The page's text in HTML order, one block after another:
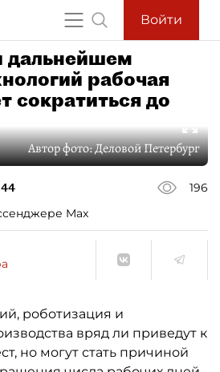
Войти
дальнейшем
рабочая
сократиться до
Автор фото:Деловой Петербург
196
Max
роботизация и
вряд ли приведут к
но могут стать причиной